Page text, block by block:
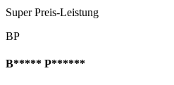
Super Preis-Leistung
BP
B***** P******